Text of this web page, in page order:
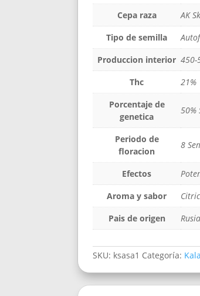
Cepa raza
AK
Tipo de semilla
Produccion interior 450-
Thc
21%
Porcentaje de
genetica
50%
Periodo de
floracion
8
Efectos
Aroma y sabor
Pais de origen
Rusia
SKU: ksasa1 Categoría: